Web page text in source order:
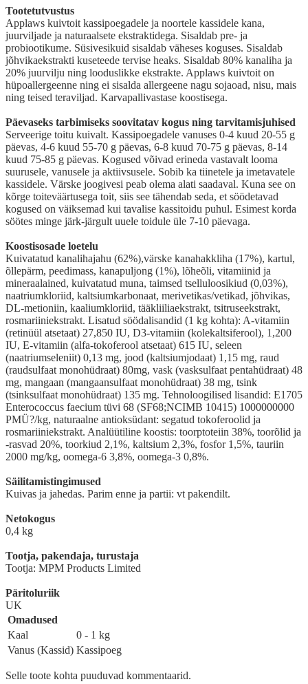
Tootetutvustus
Applaws kuivtoit kassipoegadele ja noortele kassidele kana,
juurviljade ja naturaalsete ekstraktidega. Sisaldab pre- ja
probiootikume. Süsivesikuid sisaldab väheses koguses. Sisaldab
jõhvikaekstrakti kuseteede tervise heaks. Sisaldab 80% kanaliha ja
20% juurvilju ning looduslikke ekstrakte. Applaws kuivtoit on
hüpoallergeenne ning ei sisalda allergeene nagu sojaoad, nisu, mais
ning teised teraviljad. Karvapallivastase koostisega.
Päevaseks tarbimiseks soovitatav kogus ning tarvitamisjuhised
Serveerige toitu kuivalt. Kassipoegadele vanuses 0-4 kuud 20-55 g
päevas, 4-6 kuud 55-70 g päevas, 6-8 kuud 70-75 g päevas, 8-14
kuud 75-85 g päevas. Kogused võivad erineda vastavalt looma
suurusele, vanusele ja aktiivsusele. Sobib ka tiinetele ja imetavatele
kassidele. Värske joogivesi peab olema alati saadaval. Kuna see on
kõrge toiteväärtusega toit, siis see tähendab seda, et söödetavad
kogused on väiksemad kui tavalise kassitoidu puhul. Esimest korda
söötes minge järk-järgult uuele toidule üle 7-10 päevaga.
Koostisosade loetelu
Kuivatatud kanalihajahu (62%),värske kanahakkliha (17%), kartul,
õllepärm, peedimass, kanapuljong (1%), lõheõli, vitamiinid ja
mineraalained, kuivatatud muna, taimsed tselluloosikiud (0,03%),
naatriumkloriid, kaltsiumkarbonaat, merivetikas/vetikad, jõhvikas,
DL-metioniin, kaaliumkloriid, tääkliiliaekstrakt, tsitruseekstrakt,
rosmariiniekstrakt. Lisatud söödalisandid (1 kg kohta): A-vitamiin
(retinüül atsetaat) 27,850 IU, D3-vitamiin (kolekaltsiferool), 1,200
IU, E-vitamiin (alfa-tokoferool atsetaat) 615 IU, seleen
(naatriumseleniit) 0,13 mg, jood (kaltsiumjodaat) 1,15 mg, raud
(raudsulfaat monohüdraat) 80mg, vask (vasksulfaat pentahüdraat) 48
mg, mangaan (mangaansulfaat monohüdraat) 38 mg, tsink
(tsinksulfaat monohüdraat) 135 mg. Tehnoloogilised lisandid: E1705
Enterococcus faecium tüvi 68 (SF68;NCIMB 10415) 1000000000
PMÜ?/kg, naturaalne antioksüdant: segatud tokoferoolid ja
rosmariiniekstrakt. Analüütiline koostis: toorptoteiin 38%, toorõlid ja
-rasvad 20%, toorkiud 2,1%, kaltsium 2,3%, fosfor 1,5%, tauriin
2000 mg/kg, oomega-6 3,8%, oomega-3 0,8%.
Säilitamistingimused
Kuivas ja jahedas. Parim enne ja partii: vt pakendilt.
Netokogus
0,4 kg
Tootja, pakendaja, turustaja
Tootja: MPM Products Limited
Päritoluriik
UK
Omadused
Kaal
0 - 1 kg
Vanus (Kassid) Kassipoeg
Selle toote kohta puuduvad kommentaarid.